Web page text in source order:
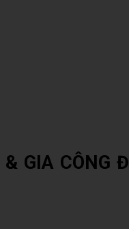
GIA CÔNG